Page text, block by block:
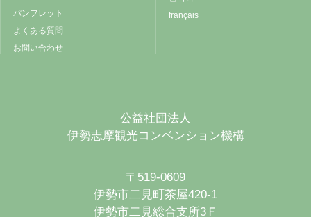
パンフレット
よくある質問
お問い合わせ
français
公益社団法人
伊勢志摩観光コンベンション機構
〒519-0609
伊勢市二見町茶屋420-1
伊勢市二見総合支所3Ｆ